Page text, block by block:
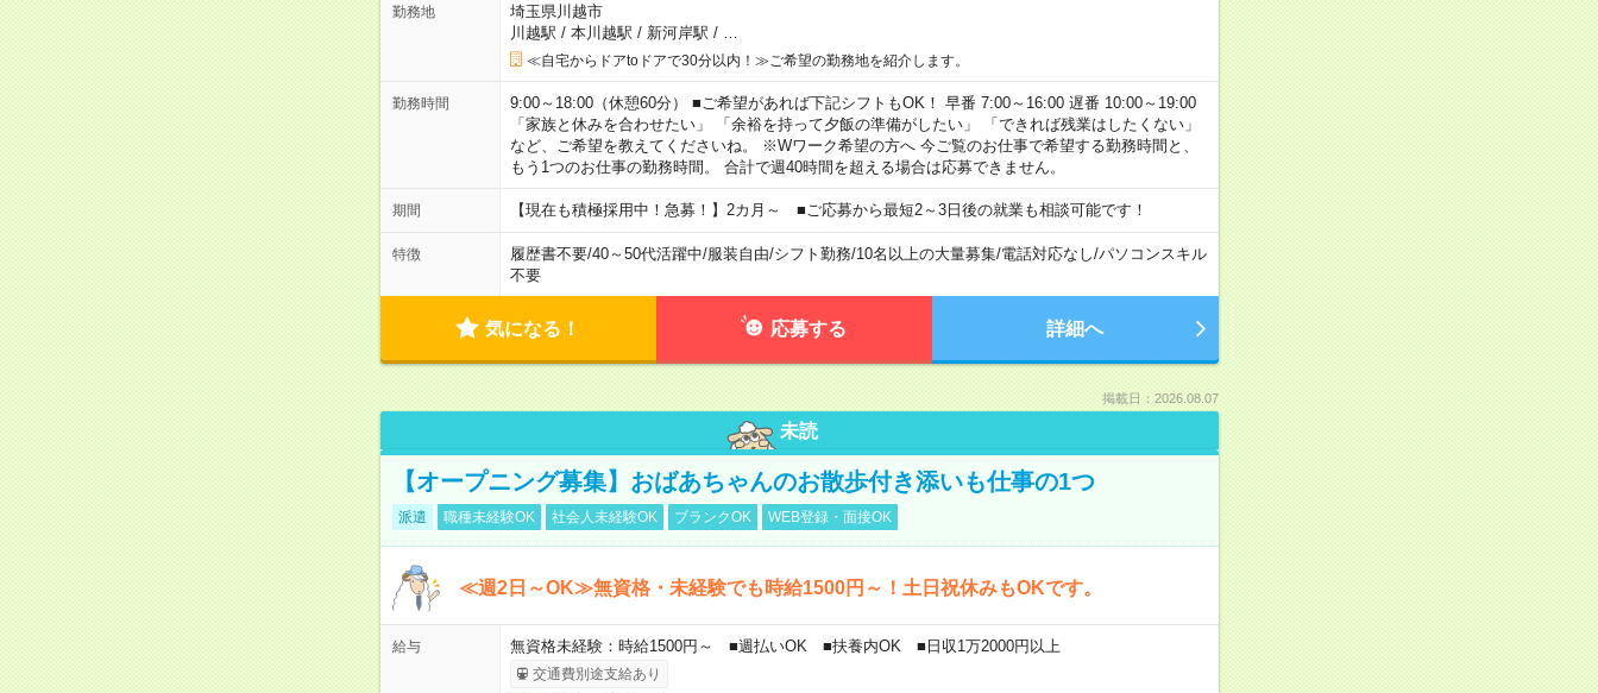
勤務地
埼玉県川越市
川越駅 / 本川越駅 / 新河岸駅 /
≪自宅からドアtoドアで30分以内！≫ご希望の勤務地を紹介します。
勤務時間
9:00～18:00（休憩60分） ■ご希望があれば下記シフトもOK！ 早番 7:00～16:00 遅番 10:00～19:00
「家族と休みを合わせたい」 「余裕を持って夕飯の準備がしたい」 「できれば残業はしたくない」
など、ご希望を教えてくださいね。 ※Wワーク希望の方へ 今ご覧のお仕事で希望する勤務時間と、
もう1つのお仕事の勤務時間。 合計で週40時間を超える場合は応募できません。
期間 【現在も積極採用中！急募！】2カ月～ ■ご応募から最短2～3日後の就業も相談可能です！
特徴 履歴書不要/40～50代活躍中/服装自由/シフト勤務/10名以上の大量募集/電話対応なし/パソコンスキル
不要
気になる！ 応募する 詳細へ
掲載日：2026.08.07
未読
【オープニング募集】おばあちゃんのお散歩付き添いも仕事の1つ
派遣 職種未経験OK 社会人未経験OK ブランクOK WEB登録・面接OK
≪週2日～OK≫無資格・未経験でも時給1500円～！土日祝休みもOKです。
給与 無資格未経験：時給1500円～ ■週払いOK ■扶養内OK ■日収1万2000円以上
交通費別途支給あり